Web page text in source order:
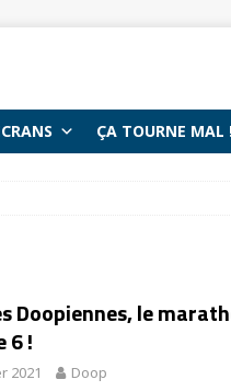
ÇA TOURNE MAL
Doopiennes, le
6 !
2021 Doop